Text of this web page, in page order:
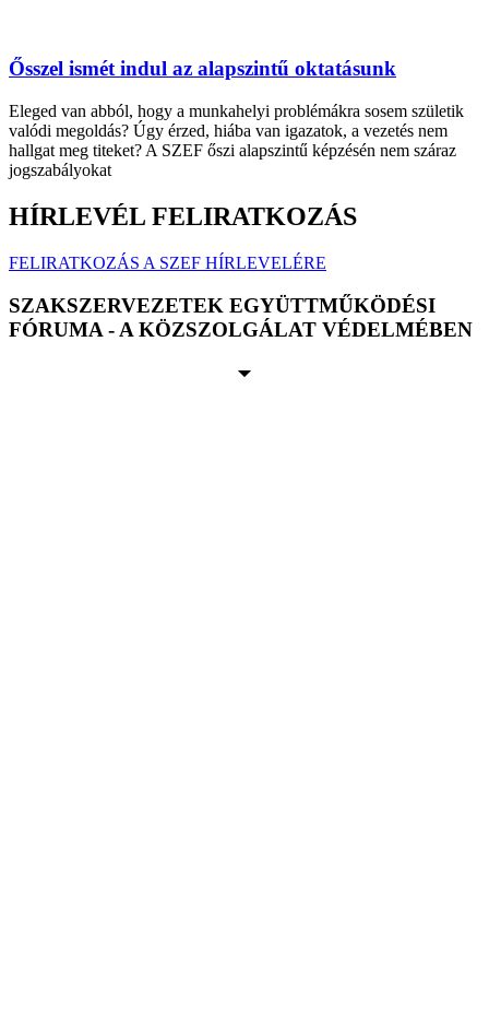
Ősszel ismét indul az alapszintű oktatásunk
Eleged van abból, hogy a munkahelyi problémákra sosem születik
valódi megoldás? Úgy érzed, hiába van igazatok, a vezetés nem
hallgat meg titeket? A SZEF őszi alapszintű képzésén nem száraz
jogszabályokat
HÍRLEVÉL FELIRATKOZÁS
FELIRATKOZÁS A SZEF HÍRLEVELÉRE
SZAKSZERVEZETEK EGYÜTTMŰKÖDÉSI
FÓRUMA - A KÖZSZOLGÁLAT VÉDELMÉBEN